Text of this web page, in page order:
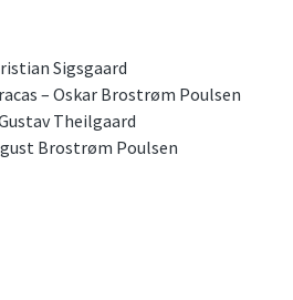
Sigsgaard
– Oskar Brostrøm Poulsen
Theilgaard
Brostrøm Poulsen